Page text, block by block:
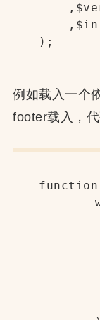
);
例如载入一个
footer载入，
function